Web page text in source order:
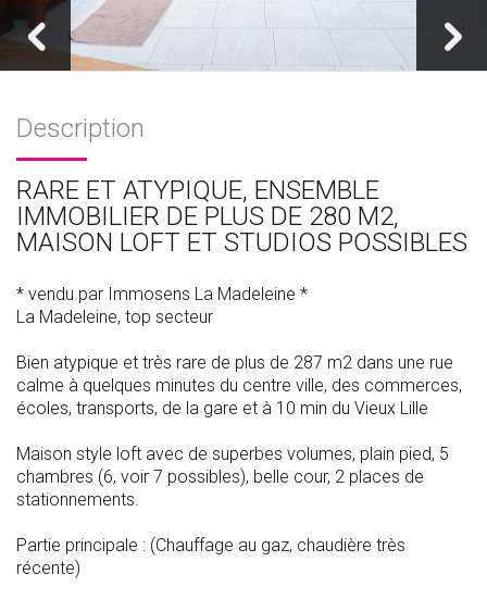
Description
RARE ET ATYPIQUE, ENSEMBLE
IMMOBILIER DE PLUS DE 280 M2,
MAISON LOFT ET STUDIOS POSSIBLES
* vendu par Immosens La Madeleine *
La Madeleine, top secteur
Bien atypique et très rare de plus de 287 m2 dans une rue
calme à quelques minutes du centre ville, des commerces,
écoles, transports, de la gare et à 10 min du Vieux Lille
Maison style loft avec de superbes volumes, plain pied, 5
chambres (6, voir 7 possibles), belle cour, 2 places de
stationnements.
Partie principale : (Chauffage au gaz, chaudière très
récente)